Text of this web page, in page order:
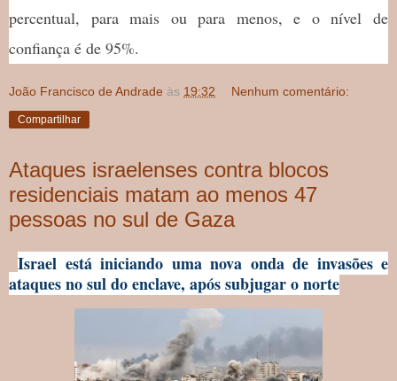
percentual, para mais ou para menos, e o nível de
confiança é de 95%.
João Francisco de Andrade às 19:32 Nenhum comentário:
Compartilhar
Ataques israelenses contra blocos
residenciais matam ao menos 47
pessoas no sul de Gaza
Israel está iniciando uma nova onda de invasões e
ataques no sul do enclave, após subjugar o norte